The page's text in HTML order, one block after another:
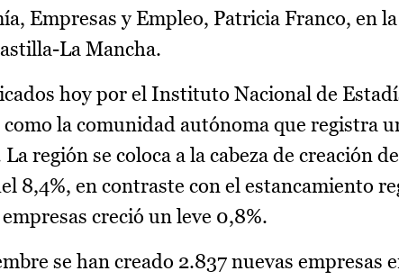
Empresas y Empleo, Patricia Franco, en
La Mancha.
hoy por el Instituto Nacional de
la comunidad autónoma que registra
región se coloca a la cabeza de creación
8,4%, en contraste con el estancamiento
creció un leve 0,8%.
se han creado 2.837 nuevas empresas